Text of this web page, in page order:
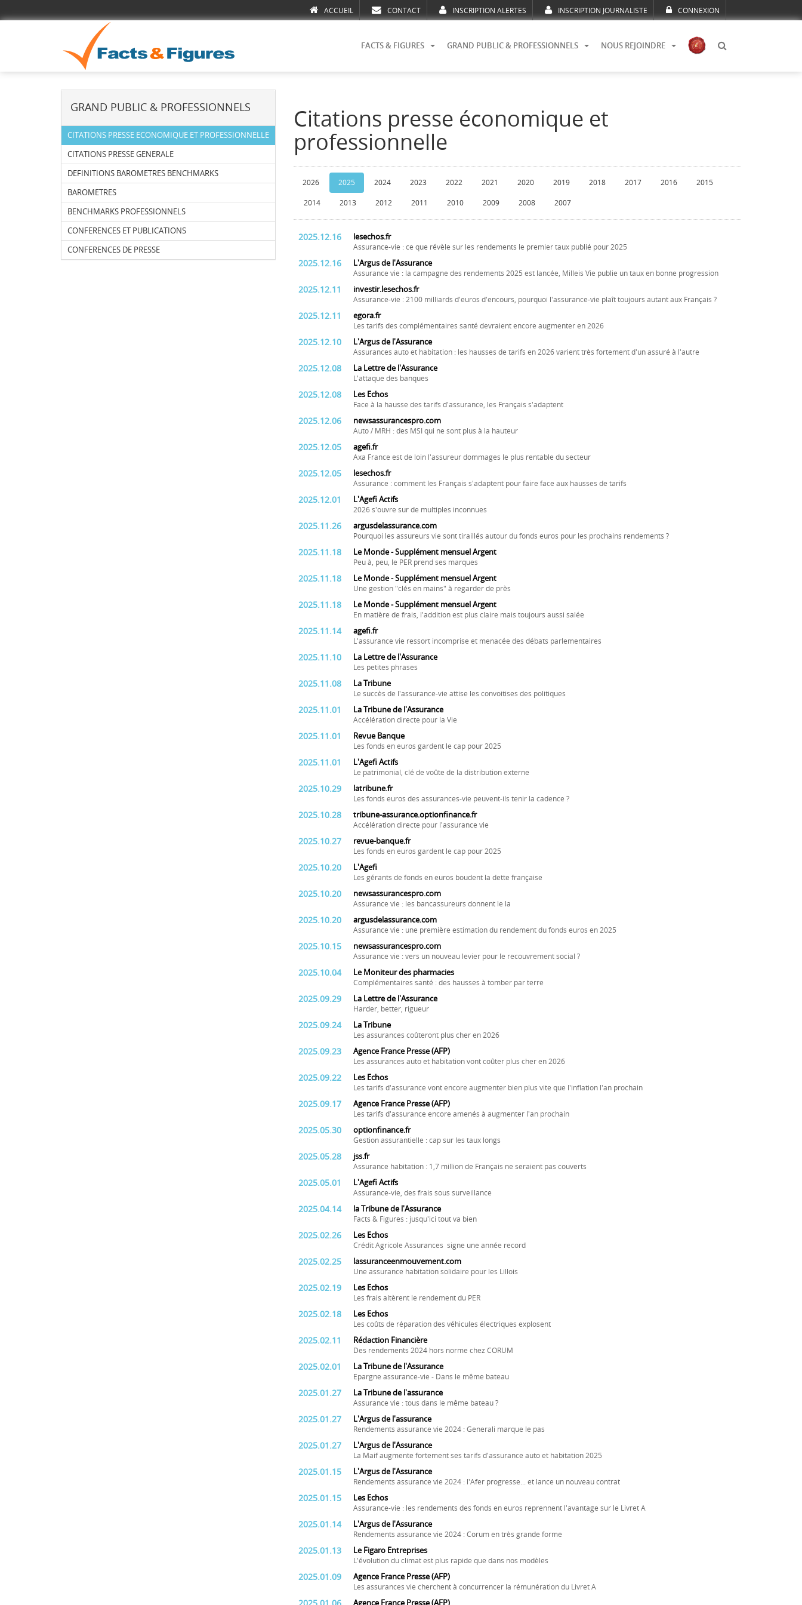
ACCUEIL CONTACT INSCRIPTION ALERTES INSCRIPTION JOURNALISTE CONNEXION
FACTS & FIGURES GRAND PUBLIC & PROFESSIONNELS NOUS REJOINDRE
GRAND PUBLIC & PROFESSIONNELS
CITATIONS PRESSE ECONOMIQUE ET PROFESSIONNELLE
CITATIONS PRESSE GENERALE
DEFINITIONS BAROMETRES BENCHMARKS
BAROMETRES
BENCHMARKS PROFESSIONNELS
CONFERENCES ET PUBLICATIONS
CONFERENCES DE PRESSE
Citations presse économique et
professionnelle
2026 2025 2024 2023 2022 2021 2020 2019 2018 2017 2016 2015
2014 2013 2012 2011 2010 2009 2008 2007
2025.12.16 lesechos.fr
Assurance-vie : ce que révèle sur les rendements le premier taux publié pour 2025
2025.12.16 L'Argus de l'Assurance
Assurance vie : la campagne des rendements 2025 est lancée, Milleis Vie publie un taux en bonne progression
2025.12.11 investir.lesechos.fr
Assurance-vie : 2100 milliards d'euros d'encours, pourquoi l'assurance-vie plaît toujours autant aux Français ?
2025.12.11 egora.fr
Les tarifs des complémentaires santé devraient encore augmenter en 2026
2025.12.10 L'Argus de l'Assurance
Assurances auto et habitation : les hausses de tarifs en 2026 varient très fortement d'un assuré à l'autre
2025.12.08 La Lettre de l'Assurance
L'attaque des banques
2025.12.08 Les Echos
Face à la hausse des tarifs d'assurance, les Français s'adaptent
2025.12.06 newsassurancespro.com
Auto / MRH : des MSI qui ne sont plus à la hauteur
2025.12.05 agefi.fr
Axa France est de loin l'assureur dommages le plus rentable du secteur
2025.12.05 lesechos.fr
Assurance : comment les Français s'adaptent pour faire face aux hausses de tarifs
2025.12.01 L'Agefi Actifs
2026 s'ouvre sur de multiples inconnues
2025.11.26 argusdelassurance.com
Pourquoi les assureurs vie sont tiraillés autour du fonds euros pour les prochains rendements ?
2025.11.18 Le Monde - Supplément mensuel Argent
Peu à, peu, le PER prend ses marques
2025.11.18 Le Monde - Supplément mensuel Argent
Une gestion "clés en mains" à regarder de près
2025.11.18 Le Monde - Supplément mensuel Argent
En matière de frais, l'addition est plus claire mais toujours aussi salée
2025.11.14 agefi.fr
L'assurance vie ressort incomprise et menacée des débats parlementaires
2025.11.10 La Lettre de l'Assurance
Les petites phrases
2025.11.08 La Tribune
Le succès de l'assurance-vie attise les convoitises des politiques
2025.11.01 La Tribune de l'Assurance
Accélération directe pour la Vie
2025.11.01 Revue Banque
Les fonds en euros gardent le cap pour 2025
2025.11.01 L'Agefi Actifs
Le patrimonial, clé de voûte de la distribution externe
2025.10.29 latribune.fr
Les fonds euros des assurances-vie peuvent-ils tenir la cadence ?
2025.10.28 tribune-assurance.optionfinance.fr
Accélération directe pour l'assurance vie
2025.10.27 revue-banque.fr
Les fonds en euros gardent le cap pour 2025
2025.10.20 L'Agefi
Les gérants de fonds en euros boudent la dette française
2025.10.20 newsassurancespro.com
Assurance vie : les bancassureurs donnent le la
2025.10.20 argusdelassurance.com
Assurance vie : une première estimation du rendement du fonds euros en 2025
2025.10.15 newsassurancespro.com
Assurance vie : vers un nouveau levier pour le recouvrement social ?
2025.10.04 Le Moniteur des pharmacies
Complémentaires santé : des hausses à tomber par terre
2025.09.29 La Lettre de l'Assurance
Harder, better, rigueur
2025.09.24 La Tribune
Les assurances coûteront plus cher en 2026
2025.09.23 Agence France Presse (AFP)
Les assurances auto et habitation vont coûter plus cher en 2026
2025.09.22 Les Echos
Les tarifs d'assurance vont encore augmenter bien plus vite que l'inflation l'an prochain
2025.09.17 Agence France Presse (AFP)
Les tarifs d'assurance encore amenés à augmenter l'an prochain
2025.05.30 optionfinance.fr
Gestion assurantielle : cap sur les taux longs
2025.05.28 jss.fr
Assurance habitation : 1,7 million de Français ne seraient pas couverts
2025.05.01 L'Agefi Actifs
Assurance-vie, des frais sous surveillance
2025.04.14 la Tribune de l'Assurance
Facts & Figures : jusqu'ici tout va bien
2025.02.26 Les Echos
Crédit Agricole Assurances signe une année record
2025.02.25 lassuranceenmouvement.com
Une assurance habitation solidaire pour les Lillois
2025.02.19 Les Echos
Les frais altèrent le rendement du PER
2025.02.18 Les Echos
Les coûts de réparation des véhicules électriques explosent
2025.02.11 Rédaction Financière
Des rendements 2024 hors norme chez CORUM
2025.02.01 La Tribune de l'Assurance
Epargne assurance-vie - Dans le même bateau
2025.01.27 La Tribune de l'assurance
Assurance vie : tous dans le même bateau ?
2025.01.27 L'Argus de l'assurance
Rendements assurance vie 2024 : Generali marque le pas
2025.01.27 L'Argus de l'Assurance
La Maif augmente fortement ses tarifs d'assurance auto et habitation 2025
2025.01.15 L'Argus de l'Assurance
Rendements assurance vie 2024 : l'Afer progresse... et lance un nouveau contrat
2025.01.15 Les Echos
Assurance-vie : les rendements des fonds en euros reprennent l'avantage sur le Livret A
2025.01.14 L'Argus de l'Assurance
Rendements assurance vie 2024 : Corum en très grande forme
2025.01.13 Le Figaro Entreprises
L'évolution du climat est plus rapide que dans nos modèles
2025.01.09 Agence France Presse (AFP)
Les assurances vie cherchent à concurrencer la rémunération du Livret A
Agence France Presse (AFP)